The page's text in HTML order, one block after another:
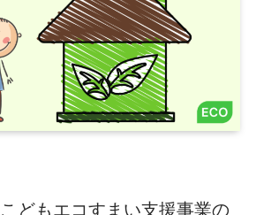
どもエコすまい支援事業の